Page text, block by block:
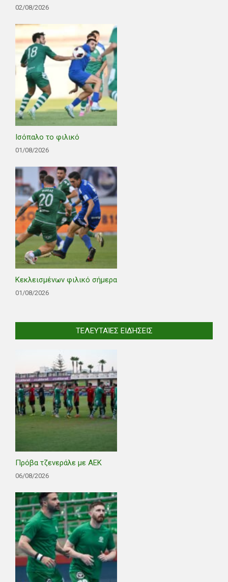
02/08/2026
Ισόπαλο το φιλικό
01/08/2026
Κεκλεισμένων φιλικό σήμερα
01/08/2026
ΤΕΛΕΥΤΑΊΕΣ ΕΙΔΉΣΕΙΣ
Πρόβα τζενεράλε με ΑΕΚ
06/08/2026